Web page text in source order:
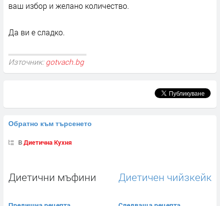
ваш избор и желано количество.
Да ви е сладко.
Източник: gotvach.bg
Обратно към търсенето
ВДиетична Кухня
Диетични мъфини Диетичен чийзкейк